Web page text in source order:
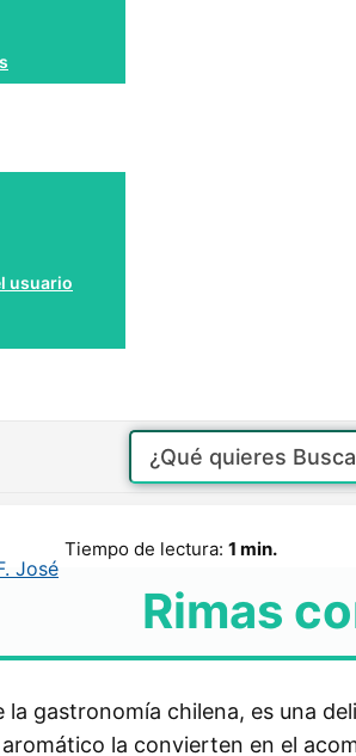
usuario
José
Tiempo de lectura: 1 min.
Rimas
gastronomía chilena, es una
la convierten en el